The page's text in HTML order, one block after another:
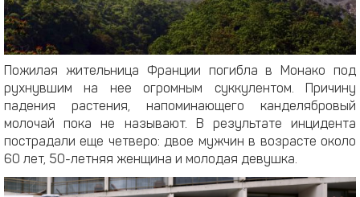
Пожилая жительница Франции погибла в Монако под
рухнувшим на нее огромным суккулентом. Причину
падения растения, напоминающего канделябровый
молочай пока не называют. В результате инцидента
пострадали еще четверо: двое мужчин в возрасте около
60 лет, 50-летняя женщина и молодая девушка.